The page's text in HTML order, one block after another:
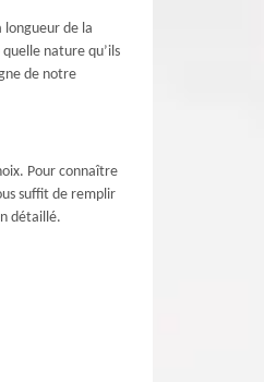
longueur de la
nature qu’ils
de notre
Pour connaître
suffit de remplir
détaillé.